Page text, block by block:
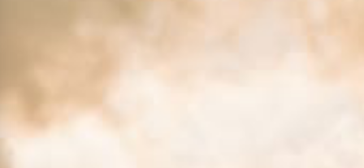
Guestnet
RittenCard